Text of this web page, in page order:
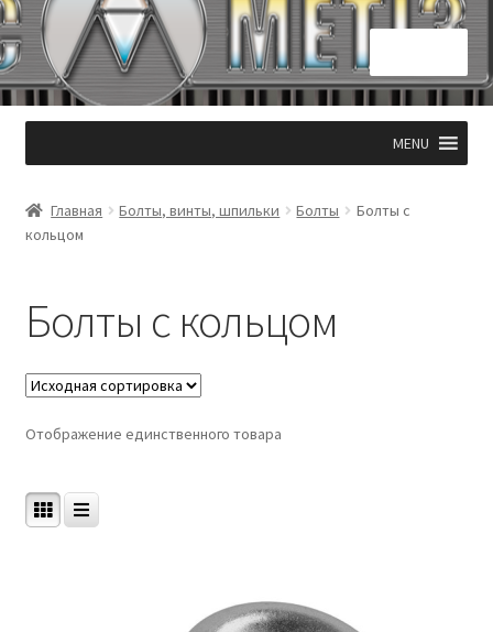
Перейти
навигации
Перейти
содержимому
Главная
КОНТАКТЫ 050 331 53 94
Корзина
Оформление заказа
MENU
Главная Болты, винты, шпильки Болты
Болты с
кольцом
Болты с кольцом
Отображение единственного товара